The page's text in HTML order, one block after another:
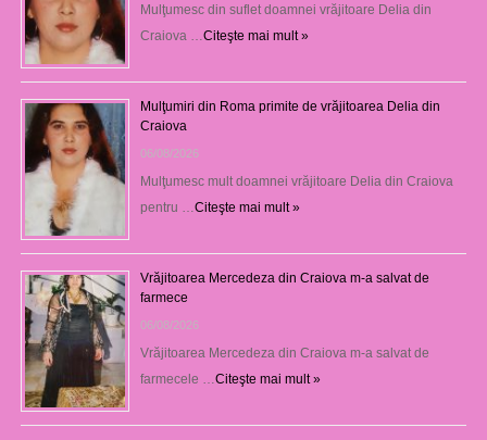
Mulţumesc din suflet doamnei vrăjitoare Delia din
Craiova … Citeşte mai mult »
Mulţumiri din Roma primite de vrăjitoarea Delia din
Craiova
06/08/2026
Mulţumesc mult doamnei vrăjitoare Delia din Craiova
pentru … Citeşte mai mult »
Vrăjitoarea Mercedeza din Craiova m-a salvat de
farmece
06/08/2026
Vrăjitoarea Mercedeza din Craiova m-a salvat de
farmecele … Citeşte mai mult »